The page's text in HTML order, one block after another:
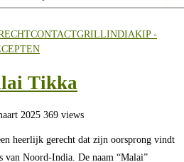
CONTACTGRILLINDIAKIP -
Tikka
2025 369 views
heerlijk gerecht dat zijn oorsprong vindt
van Noord-India. De naam “Malai”